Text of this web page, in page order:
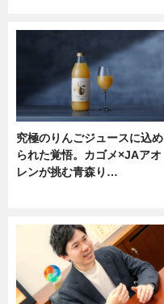
究極のりんごジュースに込め
られた覚悟。カゴメ×JAアオ
レンが挑む青森り…